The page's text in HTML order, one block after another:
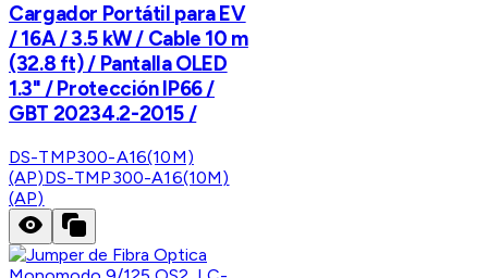
Cargador Portátil para EV
/ 16A / 3.5 kW / Cable 10 m
(32.8 ft) / Pantalla OLED
1.3" / Protección IP66 /
GBT 20234.2-2015 /
DS-TMP300-A16(10M)
(AP)DS-TMP300-A16(10M)
(AP)